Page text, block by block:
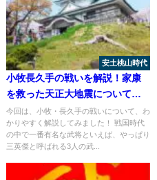
安土桃山時代
小牧長久手の戦いを解説！家康
を救った天正大地震について
も！
今回は、小牧・長久手の戦いについて、わ
かりやすく解説してみました！ 戦国時代
の中で一番有名な武将といえば、やっぱり
三英傑と呼ばれる3人の武...